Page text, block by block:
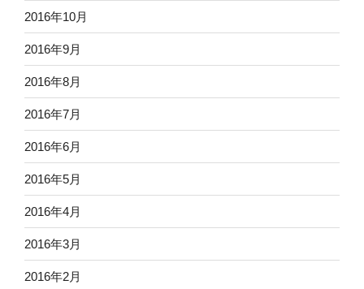
2016年10月
2016年9月
2016年8月
2016年7月
2016年6月
2016年5月
2016年4月
2016年3月
2016年2月